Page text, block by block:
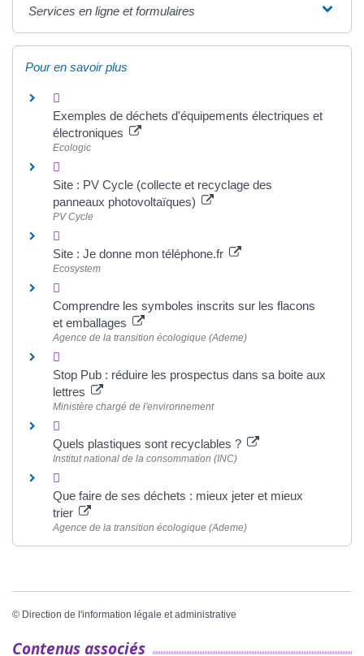
Services en ligne et formulaires
Pour en savoir plus
Exemples de déchets d'équipements électriques et
électroniques
Ecologic
Site : PV Cycle (collecte et recyclage des
panneaux photovoltaïques)
PV Cycle
Site : Je donne mon téléphone.fr
Ecosystem
Comprendre les symboles inscrits sur les flacons
et emballages
Agence de la transition écologique (Ademe)
Stop Pub : réduire les prospectus dans sa boite aux
lettres
Ministère chargé de l'environnement
Quels plastiques sont recyclables ?
Institut national de la consommation (INC)
Que faire de ses déchets : mieux jeter et mieux
trier
Agence de la transition écologique (Ademe)
© Direction de l'information légale et administrative
Contenus associés